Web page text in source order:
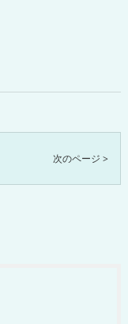
次のページ >